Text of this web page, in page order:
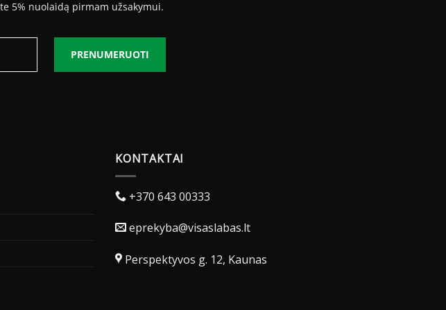
5% nuolaidą pirmam užsakymui.
PRENUMERUOTI
KONTAKTAI
+370 643 00333
eprekyba@visaslabas.lt
Perspektyvos g. 12, Kaunas